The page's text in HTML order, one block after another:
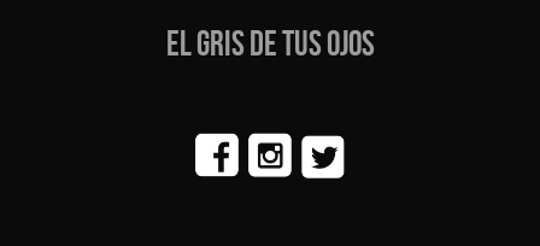
EL GRIS DE TUS OJOS